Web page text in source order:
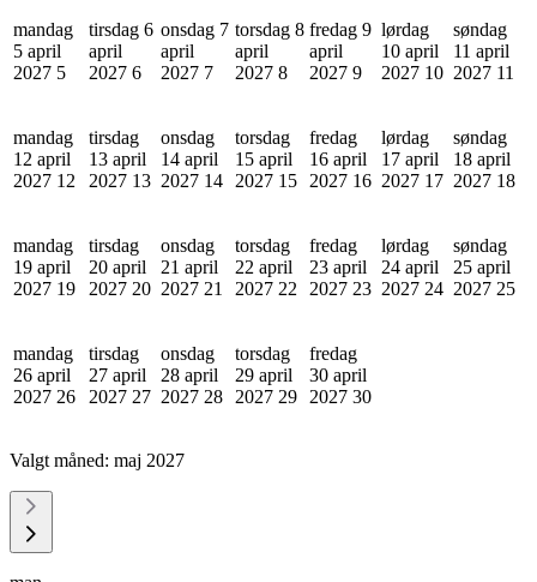
mandag
5 april
2027 5
tirsdag 6
april
2027 6
onsdag 7
april
2027 7
torsdag 8
april
2027 8
fredag 9
april
2027 9
lørdag
10 april
2027 10
søndag
11 april
2027 11
mandag
12 april
2027 12
tirsdag
13 april
2027 13
onsdag
14 april
2027 14
torsdag
15 april
2027 15
fredag
16 april
2027 16
lørdag
17 april
2027 17
søndag
18 april
2027 18
mandag
19 april
2027 19
tirsdag
20 april
2027 20
onsdag
21 april
2027 21
torsdag
22 april
2027 22
fredag
23 april
2027 23
lørdag
24 april
2027 24
søndag
25 april
2027 25
mandag
26 april
2027 26
tirsdag
27 april
2027 27
onsdag
28 april
2027 28
torsdag
29 april
2027 29
fredag
30 april
2027 30
Valgt måned: maj 2027